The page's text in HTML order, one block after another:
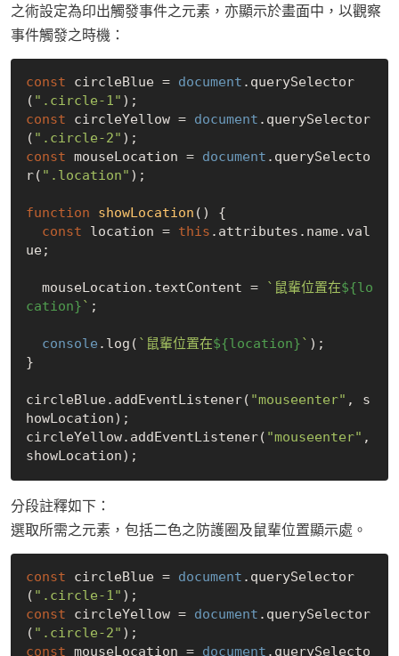
之術設定為印出觸發事件之元素，亦顯示於畫面中，以觀察
事件觸發之時機：
const circleBlue = document .querySelector
( ".circle-1"
const circleYellow = document .querySelector
( ".circle-2"
const mouseLocation = document .querySelecto
r( ".location" );
function showLocation ( ) {
const location = this .attributes.name.val
ue;
  mouseLocation.textContent =
`鼠輩位置在${lo
cation}` ;
console .log( `鼠輩位置在${location}` );
}
circleBlue.addEventListener( "mouseenter" , s
howLocation);
circleYellow.addEventListener( "mouseenter" ,
分段註釋如下：
選取所需之元素，包括二色之防護圈及鼠輩位置顯示處。
const circleBlue = document .querySelector
( ".circle-1"
const circleYellow = document .querySelector
( ".circle-2"
const mouseLocation = document .querySelecto